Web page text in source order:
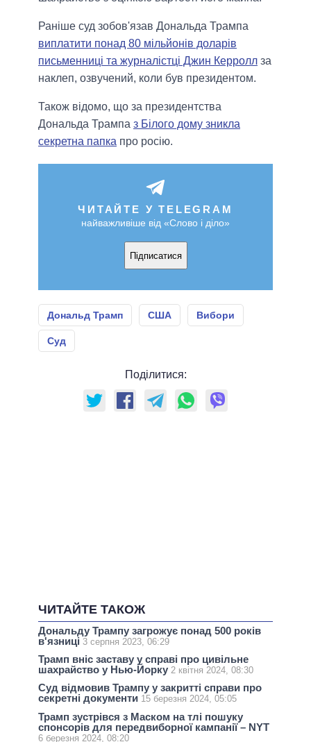
Раніше суд зобов'язав Дональда Трампа
виплатити понад 80 мільйонів доларів
письменниці та журналістці Джин Керролл за
наклеп, озвучений, коли був президентом.
Також відомо, що за президентства
Дональда Трампа з Білого дому зникла
секретна папка про росію.
ЧИТАЙТЕ У TELEGRAM
найважливіше від «Слово і діло»
Підписатися
Дональд Трамп США Вибори
Суд
Поділитися:
ЧИТАЙТЕ ТАКОЖ
Дональду Трампу загрожує понад 500 років
в'язниці 3 серпня 2023, 06:29
Трамп вніс заставу у справі про цивільне
шахрайство у Нью-Йорку 2 квітня 2024, 08:30
Суд відмовив Трампу у закритті справи про
секретні документи 15 березня 2024, 05:05
Трамп зустрівся з Маском на тлі пошуку
спонсорів для передвиборної кампанії – NYT
6 березня 2024, 08:20